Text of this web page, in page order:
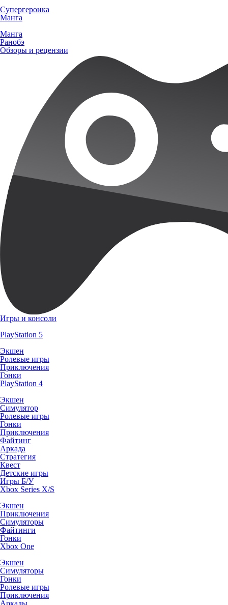
Супергероика
Манга
Манга
Ранобэ
Обзоры и рецензии
Игры и консоли
PlayStation 5
Экшен
Ролевые игры
Приключения
Гонки
PlayStation 4
Экшен
Симулятор
Ролевые игры
Гонки
Приключения
Файтинг
Аркада
Стратегия
Квест
Детские игры
Игры Б/У
Xbox Series X/S
Экшен
Приключения
Симуляторы
Файтинги
Гонки
Xbox One
Экшен
Симуляторы
Гонки
Ролевые игры
Приключения
Аркады